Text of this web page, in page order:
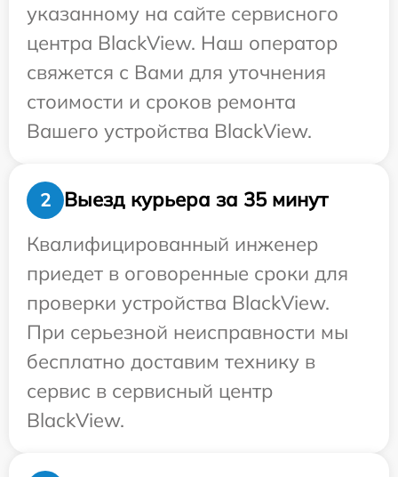
указанному на сайте сервисного
центра BlackView. Наш оператор
свяжется с Вами для уточнения
стоимости и сроков ремонта
Вашего устройства BlackView.
2
Выезд курьера за 35 минут
Квалифицированный инженер
приедет в оговоренные сроки для
проверки устройства BlackView.
При серьезной неисправности мы
бесплатно доставим технику в
сервис в сервисный центр
BlackView.